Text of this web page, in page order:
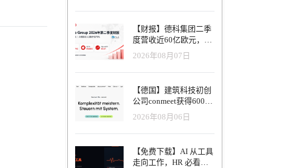
【财报】德科集团二季
度营收近60亿欧元，其
中AI代理已覆盖50%收
入，招聘服务进入运营
重构阶段
2026年08月07日
【德国】建筑科技初创
公司conmeet获得600万
欧元种子轮融资，用于
打造面向贸易和建筑行
业的AI操作系统
2026年08月06日
【免费下载】AI 从工具
走向工作，HR 必看五